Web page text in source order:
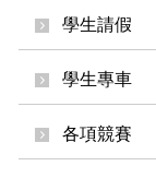
學生請假
學生專車
各項競賽